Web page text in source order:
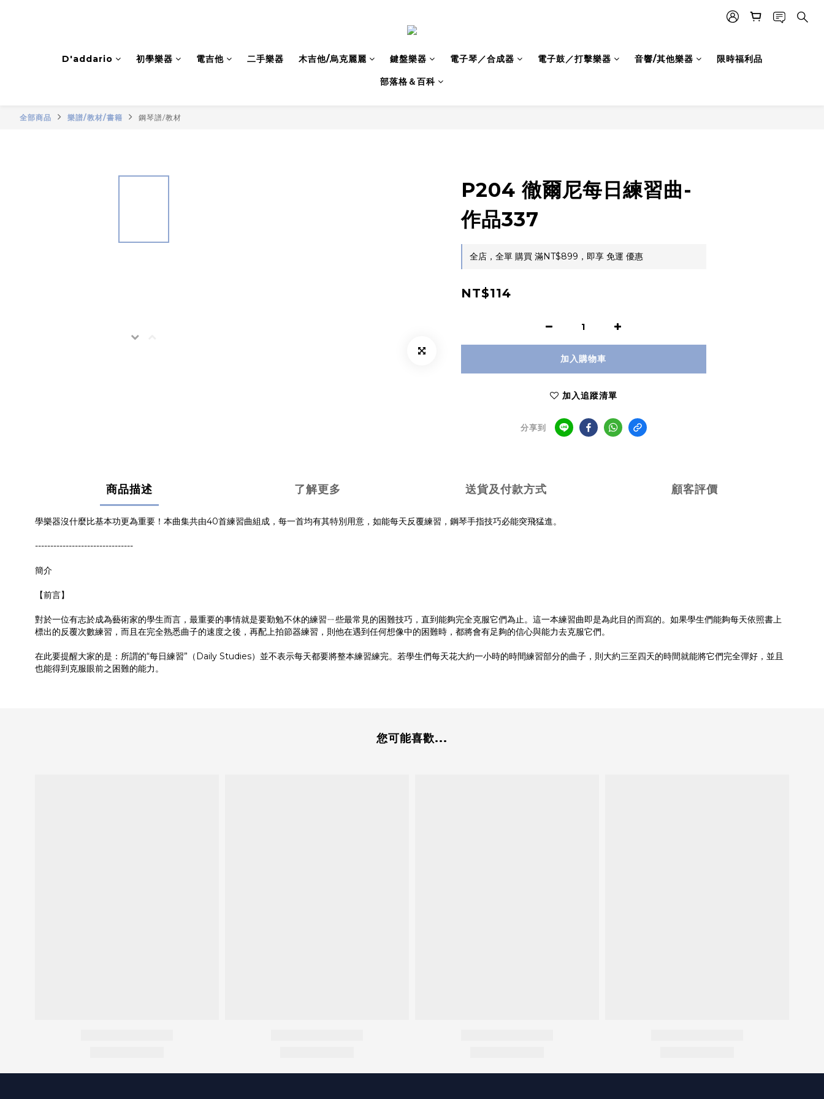
D'addario 初學樂器 電吉他 二手樂器 木吉他/烏克麗麗 鍵盤樂器 電子琴／合成器 電子鼓／打擊樂器 音響/其他樂器 限時福利品
部落格＆百科
全部商品 樂譜/教材/書籍 鋼琴譜/教材
P204 徹爾尼每日練習曲-
作品337
全店，全單 購買 滿NT$899，即享 免運 優惠
NT$114
加入購物車
加入追蹤清單
分享到
商品描述 了解更多 送貨及付款方式 顧客評價
學樂器沒什麼比基本功更為重要！本曲集共由40首練習曲組成，每一首均有其特別用意，如能每天反覆練習，鋼琴手指技巧必能突飛猛進。
--------------------------------
簡介
【前言】
對於一位有志於成為藝術家的學生而言，最重要的事情就是要勤勉不休的練習ㄧ些最常見的困難技巧，直到能夠完全克服它們為止。這一本練習曲即是為此目的而寫的。如果學生們能夠每天依照書上
標出的反覆次數練習，而且在完全熟悉曲子的速度之後，再配上拍節器練習，則他在遇到任何想像中的困難時，都將會有足夠的信心與能力去克服它們。
在此要提醒大家的是：所謂的“每日練習”（Daily Studies）並不表示每天都要將整本練習練完。若學生們每天花大約一小時的時間練習部分的曲子，則大約三至四天的時間就能將它們完全彈好，並且
也能得到克服眼前之困難的能力。
您可能喜歡...